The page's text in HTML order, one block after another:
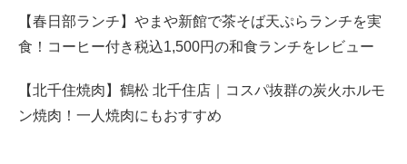
【春日部ランチ】やまや新館で茶そば天ぷらランチを実
食！コーヒー付き税込1,500円の和食ランチをレビュー
【北千住焼肉】鶴松 北千住店｜コスパ抜群の炭火ホルモ
ン焼肉！一人焼肉にもおすすめ